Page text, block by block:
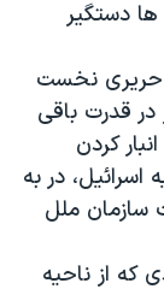
ها دستگیر
حریری نخست
۲۰۰۵؛ حمایت از در قدرت باقی
کردن
اسرائیل، در به
سازمان ملل
که از ناحیه